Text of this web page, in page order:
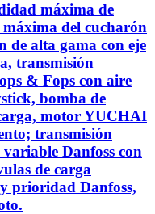
máxima de
del cucharón
de alta gama con eje
transmisión
& Fops con aire
bomba de
motor YUCHAI
transmisión
Danfoss con
de carga
prioridad Danfoss,